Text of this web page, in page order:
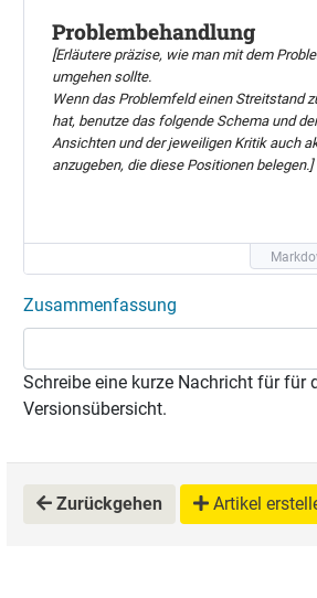
Problembehandlung
[Erläutere präzise, wie man mit dem
umgehen sollte.
Wenn das Problemfeld einen Streitstand
hat, benutze das folgende Schema und
Ansichten und der jeweiligen Kritik auch
anzugeben, die diese Positionen belegen.]
Ansicht 1: (herrschende
Kritik:
Ansicht 2:
Kritik:
Zusammenfassung
Schreibe eine kurze Nachricht für für
Versionsübersicht.
Zurückgehen Artikel